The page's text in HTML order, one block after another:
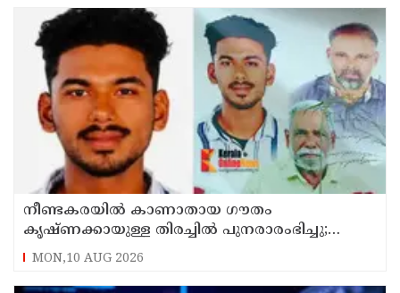
നീണ്ടകരയില്‍ കാണാതായ ഗൗതം
കൃഷ്ണക്കായുള്ള തിരച്ചില്‍ പുനരാരംഭിച്ചു;
നേവിയുടെ ഐഎന്‍എസ് കല്‍പ്പേനി തീരത്ത്
MON,10 AUG 2026